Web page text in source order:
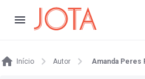
Início Autor Amanda Peres